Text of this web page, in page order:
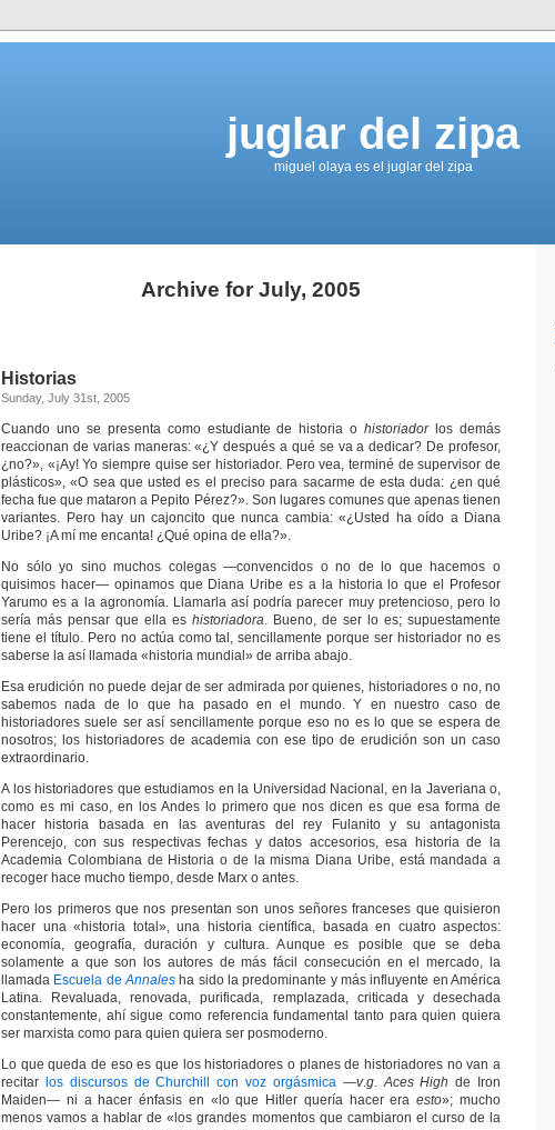
juglar del zipa
miguel olaya es el juglar del zipa
Archive for July, 2005
Historias
Sunday, July 31st, 2005
Cuando uno se presenta como estudiante de historia ohistoriadorlos demás
reaccionan de varias maneras: «¿Y después a qué se va a dedicar? De profesor,
¿no?», «¡Ay! Yo siempre quise ser historiador. Pero vea, terminé de supervisor de
plásticos», «O sea que usted es el preciso para sacarme de esta duda: ¿en qué
fecha fue que mataron a Pepito Pérez?». Son lugares comunes que apenas tienen
variantes. Pero hay un cajoncito que nunca cambia: «¿Usted ha oído a Diana
Uribe? ¡A mí me encanta! ¿Qué opina de ella?».
No sólo yo sino muchos colegas —convencidos o no de lo que hacemos o
quisimos hacer— opinamos que Diana Uribe es a la historia lo que el Profesor
Yarumo es a la agronomía. Llamarla así podría parecer muy pretencioso, pero lo
sería más pensar que ella es historiadora. Bueno, de ser lo es; supuestamente
tiene el título. Pero no actúa como tal, sencillamente porque ser historiador no es
saberse la así llamada «historia mundial» de arriba abajo.
Esa erudición no puede dejar de ser admirada por quienes, historiadores o no, no
sabemos nada de lo que ha pasado en el mundo. Y en nuestro caso de
historiadores suele ser así sencillamente porque eso no es lo que se espera de
nosotros; los historiadores de academia con ese tipo de erudición son un caso
extraordinario.
A los historiadores que estudiamos en la Universidad Nacional, en la Javeriana o,
como es mi caso, en los Andes lo primero que nos dicen es que esa forma de
hacer historia basada en las aventuras del rey Fulanito y su antagonista
Perencejo, con sus respectivas fechas y datos accesorios, esa historia de la
Academia Colombiana de Historia o de la misma Diana Uribe, está mandada a
recoger hace mucho tiempo, desde Marx o antes.
Pero los primeros que nos presentan son unos señores franceses que quisieron
hacer una «historia total», una historia científica, basada en cuatro aspectos:
economía, geografía, duración y cultura. Aunque es posible que se deba
solamente a que son los autores de más fácil consecución en el mercado, la
llamada Escuela deAnnales ha sido la predominante y más influyente en América
Latina. Revaluada, renovada, purificada, remplazada, criticada y desechada
constantemente, ahí sigue como referencia fundamental tanto para quien quiera
ser marxista como para quien quiera ser posmoderno.
Lo que queda de eso es que los historiadores o planes de historiadores no van a
recitar
los discursos de Churchill con voz orgásmica—v.g.Aces High de Iron
Maiden— ni a hacer énfasis en «lo que Hitler quería hacer eraesto»; mucho
menos vamos a hablar de «los grandes momentos que cambiaron el curso de la